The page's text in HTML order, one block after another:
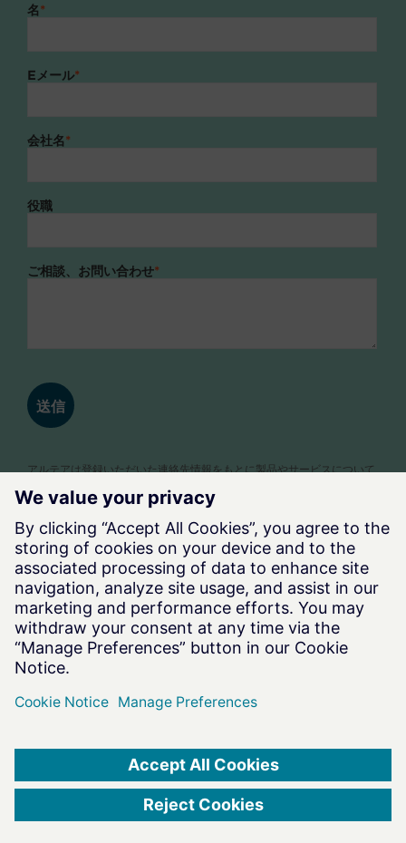
名*
Eメール*
会社名*
役職
ご相談、お問い合わせ*
アルテアは登録いただいた連絡先情報をもとに製品やサービスについて
客様のプライバシー保護に関する取り組みの詳細については
びに個人情報を委託する場合がございます。送信ボタンを押すことは、
個人情報の取扱いについて同意したとみなします。